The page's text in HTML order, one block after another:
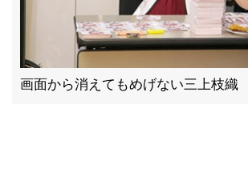
画面から消えてもめげない三上枝織